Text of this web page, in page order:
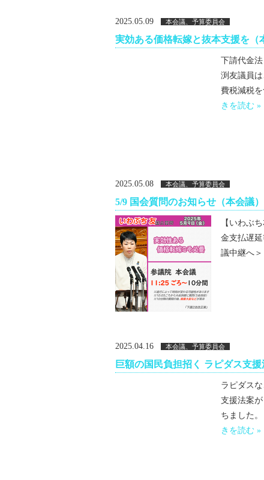
2025.05.09 本会議、予算委員会
実効ある価格転嫁と抜本支援を（
下請代金
渕友議員
費税減税
きを読む »
2025.05.08 本会議、予算委員会
5/9 国会質問のお知らせ（本会議）
【いわぶ
金支払遅
議中継へ
2025.04.16 本会議、予算委員会
巨額の国民負担招く ラピダス支援
ラピダス
支援法案
ちました
きを読む »